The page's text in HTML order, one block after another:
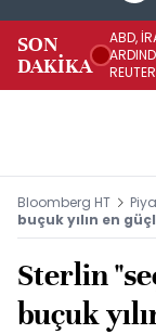
SON
DAKİKA
ABD,
Bloomberg HT
buçuk yılın en
Sterlin
buçuk